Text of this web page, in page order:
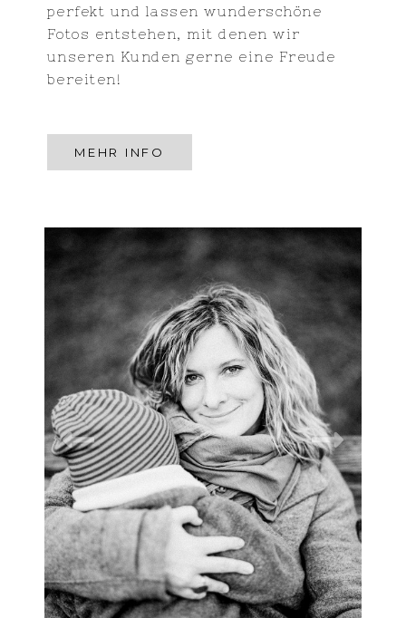
perfekt und lassen wunderschöne
Fotos entstehen, mit denen wir
unseren Kunden gerne eine Freude
bereiten!
MEHR INFO